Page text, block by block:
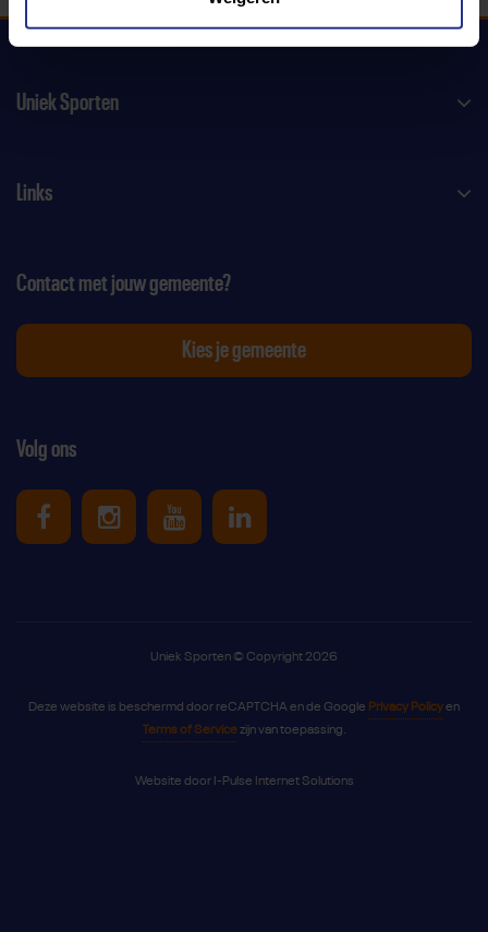
Uniek Sporten
Links
Volg ons
Uniek Sporten op Facebook
Uniek Sporten op Instagram
Uniek Sporten op Youtube
Uniek Sporten op
Contact met jouw gemeente?
Kies je gemeente
Uniek Sporten © Copyright 2026
Deze website is beschermd door reCAPTCHA en de Google Privacy Policyen
Terms of Servicezijn van toepassing.
Website door I-Pulse Internet Solutions